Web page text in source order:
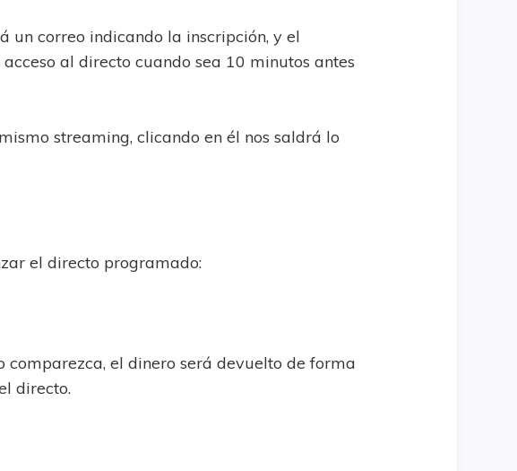
un correo indicando la inscripción, y el
al directo cuando sea 10 minutos antes
streaming, clicando en él nos saldrá lo
el directo programado:
comparezca, el dinero será devuelto de forma
directo.